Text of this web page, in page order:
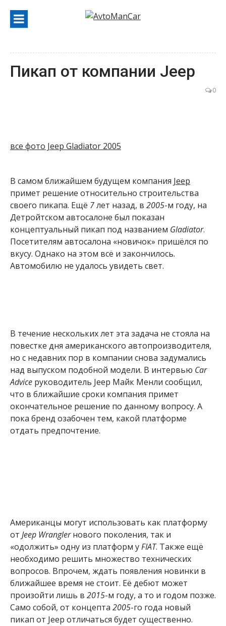
содержанию
Пикап от компании Jeep
0
все фото Jeep Gladiator 2005
В самом ближайшем будущем компания Jeep
примет решение относительно строительства
своего пикапа. Ещё 7лет назад, в 2005-м году, на
Детройтском автосалоне был показан
концептуальный пикап под названием Gladiator.
Посетителям автосалона «новичок» пришёлся по
вкусу. Однако на этом всё и закончилось.
Автомобилю не удалось увидеть свет.
В течение нескольких лет эта задача не стояла на
повестке дня американского автопроизводителя,
но с недавних пор в компании снова задумались
над выпуском подобной модели. В интервью Car
Advice руководитель Jeep Майк Менли сообщил,
что в ближайшие сроки компания примет
окончательное решение по данному вопросу. А
пока бренд озабочен тем, какой платформе
отдать предпочтение.
Американцы могут использовать как платформу
от Jeep Wranglerнового поколения, так и
«одолжить» одну из платформ уFIAT. Также ещё
необходимо решить множество технических
вопросов. Впрочем, ждать появления новинки в
ближайшее время не стоит. Её дебют может
произойти лишь в 2015-м году, а то и годом позже.
Само собой, от концепта 2005-го года новый
пикап от Jeep отличаться будет существенно.